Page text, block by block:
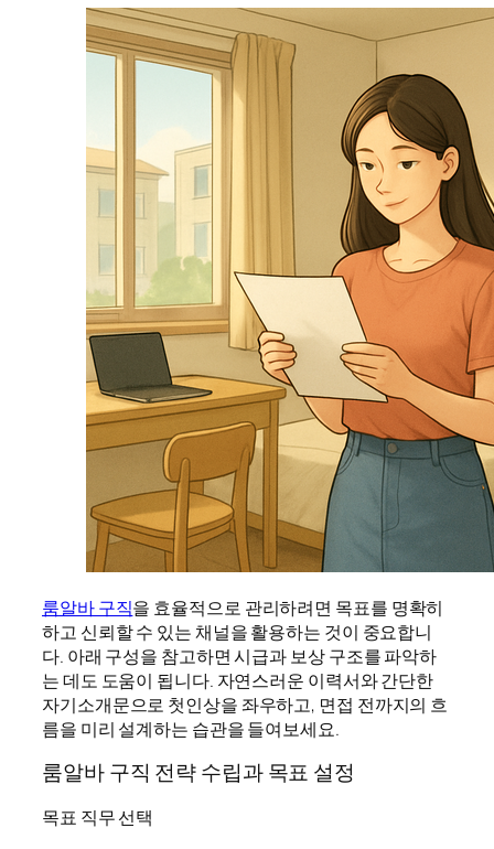
룸알바 구직을 효율적으로 관리하려면 목표를 명확히
하고 신뢰할 수 있는 채널을 활용하는 것이 중요합니
다. 아래 구성을 참고하면 시급과 보상 구조를 파악하
는 데도 도움이 됩니다. 자연스러운 이력서와 간단한
자기소개문으로 첫인상을 좌우하고, 면접 전까지의 흐
름을 미리 설계하는 습관을 들여보세요.
룸알바 구직 전략 수립과 목표 설정
목표 직무 선택